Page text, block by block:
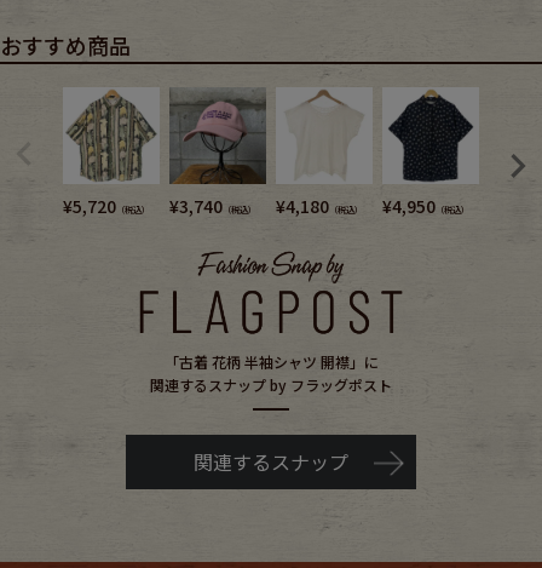
おすすめ商品
¥5,720 （税込） ¥3,740 （税込） ¥4,180 （税込） ¥4,950 （税込）
「古着 花柄 半袖シャツ 開襟」に
関連するスナップ by フラッグポスト
関連するスナップ